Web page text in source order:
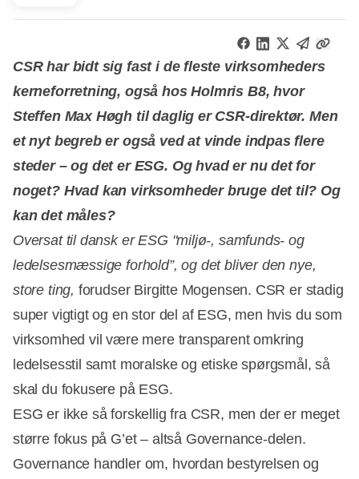
CSR har bidt sig fast i de fleste virksomheders
kerneforretning, også hos Holmris B8, hvor
Steffen Max Høgh til daglig er CSR-direktør. Men
et nyt begreb er også ved at vinde indpas flere
steder – og det er ESG. Og hvad er nu det for
noget? Hvad kan virksomheder bruge det til? Og
kan det måles?
Oversat til dansk er ESG "miljø-, samfunds- og
ledelsesmæssige forhold”, og det bliver den nye,
store ting, forudser Birgitte Mogensen. CSR er stadig
super vigtigt og en stor del af ESG, men hvis du som
virksomhed vil være mere transparent omkring
ledelsesstil samt moralske og etiske spørgsmål, så
skal du fokusere på ESG.
ESG er ikke så forskellig fra CSR, men der er meget
større fokus på G’et – altså Governance-delen.
Governance handler om, hvordan bestyrelsen og